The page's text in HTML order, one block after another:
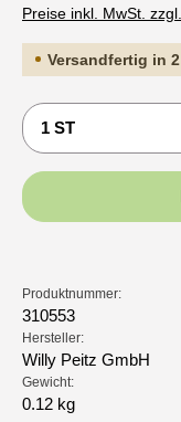
Preise inkl. MwSt.
Versandfertig in
Produkt Anzahl:
Produktnummer:
310553
Hersteller:
Willy Peitz GmbH
Gewicht:
0.12 kg